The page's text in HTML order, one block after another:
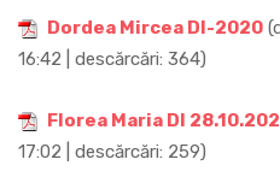
Dordea Mircea DI-2020
16:42 | descărcări: 364)
Florea Maria DI
17:02 | descărcări: 259)